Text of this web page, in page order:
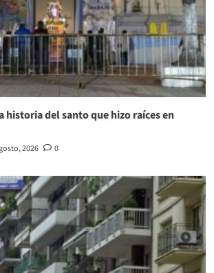
historia del santo que hizo raíces en
2026 0